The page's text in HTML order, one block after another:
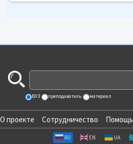
ВУЗ преподаватель материал
О проекте Сотрудничество Помощь
RU EN UA